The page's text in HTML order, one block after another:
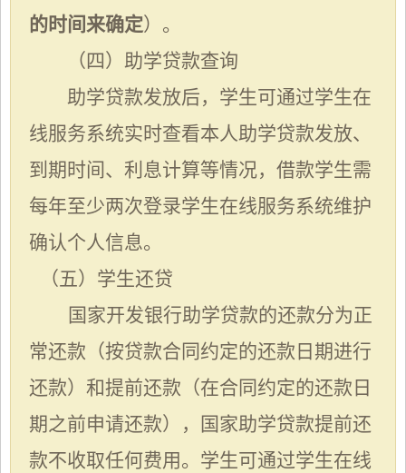
的时间来确定） 。
（四）助学贷款查询
助学贷款发放后，学生可通过学生在
线服务系统实时查看本人助学贷款发放、
到期时间、利息计算等情况，借款学生需
每年至少两次登录学生在线服务系统维护
确认个人信息。
（五）学生还贷
国家开发银行助学贷款的还款分为正
常还款（按贷款合同约定的还款日期进行
还款）和提前还款（在合同约定的还款日
期之前申请还款），国家助学贷款提前还
款不收取任何费用。学生可通过学生在线